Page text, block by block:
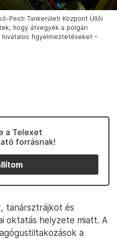
Pesti Tankerületi Központ Üllői
hogy átvegyék a polgári
figyelmeztetéseket –
a Telexet
forrásnak!
tanársztrájkot és
oktatás helyzete miatt. A
a